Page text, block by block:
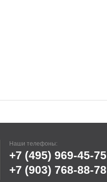
Наши телефоны:
+7 (495) 969-45-75
+7 (903) 768-88-78